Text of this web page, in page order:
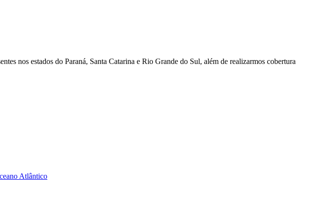
nos estados do Paraná, Santa Catarina e Rio Grande do Sul, além de realizarmos cobertura